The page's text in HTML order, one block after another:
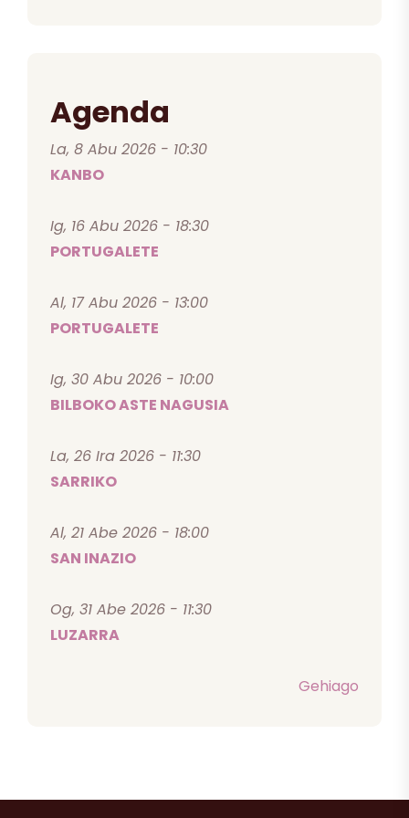
Agenda
La, 8 Abu 2026 - 10:30
KANBO
Ig, 16 Abu 2026 - 18:30
PORTUGALETE
Al, 17 Abu 2026 - 13:00
PORTUGALETE
Ig, 30 Abu 2026 - 10:00
BILBOKO ASTE NAGUSIA
La, 26 Ira 2026 - 11:30
SARRIKO
Al, 21 Abe 2026 - 18:00
SAN INAZIO
Og, 31 Abe 2026 - 11:30
LUZARRA
Gehiago